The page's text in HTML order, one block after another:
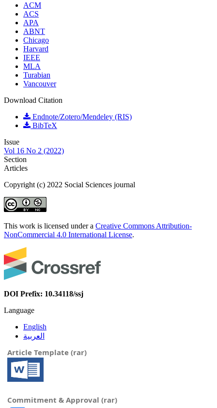
ACM
ACS
APA
ABNT
Chicago
Harvard
IEEE
MLA
Turabian
Vancouver
Download Citation
Endnote/Zotero/Mendeley (RIS)
BibTeX
Issue
Vol 16 No 2 (2022)
Section
Articles
Copyright (c) 2022 Social Sciences journal
This work is licensed under a Creative Commons Attribution-
NonCommercial 4.0 International License.
DOI Prefix: 10.34118/ssj
Language
English
العربية
Article Template (rar)
Commitment & Approval (rar)